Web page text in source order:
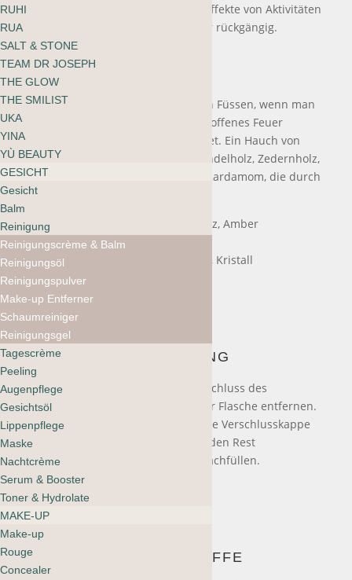
und machen die austrocknenden Effekte von Aktivitäten
im Freien, Wind, Sonne und Wasser rückgängig.
Duftnote:
Weiche Erde bewegt sich unter den Füssen, wenn man
ins Herz des Waldes vordringt. Ein offenes Feuer
knistert. Warm. Umarmend. Geerdet. Ein Hauch von
Amber, ein wenig australisches Sandelholz, Zedernholz,
Vetiver und eine sanfte Welle von Kardamom, die durch
die Brise getragen wird.
Kopfnote – Australisches Sandelholz, Amber
Herznote – Orris, Ambrox, Zeder
Basisnote – Veilchenblätter, Vetiver, Kristall
ANWENDUNG
Zum Nachfüllen zunächst den Verschluss des
Nachfüllbeutels und die Pumpe der Flasche entfernen.
Flasche nach Belieben auffüllen. Die Verschlusskappe
des Beutels wieder aufsetzen und den Rest
aufbewahren, bis zum nächsten Nachfüllen.
INHALTSSTOFFE
RUHI
RUA
SALT & STONE
TEAM DR JOSEPH
THE GLOW
THE SMILIST
UKA
YINA
YÙ BEAUTY
GESICHT
Gesicht
Balm
Reinigung
Reinigungscrème & Balm
Reinigungsöl
Reinigungspulver
Make-up Entferner
Schaumreiniger
Reinigungsgel
Tagescrème
Peeling
Augenpflege
Gesichtsöl
Lippenpflege
Maske
Nachtcrème
Serum & Booster
Toner & Hydrolate
MAKE-UP
Make-up
Rouge
Concealer